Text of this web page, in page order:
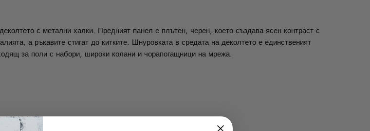
с метални халки. Предният панел е плътен, черен, което създава ясен контраст с
а ръкавите стигат до китките. Шнуровката в средата на деколтето е единственият
за поли с набори, широки колани и чорапогащници на мрежа.